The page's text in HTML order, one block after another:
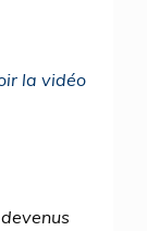
la vidéo